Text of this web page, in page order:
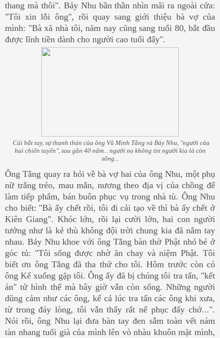
thang mà thôi". Bảy Nhu bần thần nhìn mãi ra ngoài cửa:
"Tôi xin lỗi ông", rồi quay sang giới thiệu bà vợ của
mình: "Bà xã nhà tôi, năm nay cũng sang tuổi 80, bắt đầu
được lĩnh tiền dành cho người cao tuổi đấy".
Cái bắt tay, sự thanh thản của ông Vũ Minh Tằng và Bảy Nhu, "người của
hai chiến tuyến", sau gần 40 năm... người nọ không tin người kia là còn
sống...
Ông Tằng quay ra hỏi về bà vợ hai của ông Nhu, một phụ
nữ trắng trẻo, mau mắn, nương theo địa vị của chồng để
làm tiếp phẩm, bán buôn phục vụ trong nhà tù. Ông Nhu
cho biết: "Bà ấy chết rồi, tôi đi cải tạo về thì bà ấy chết ở
Kiên Giang". Khóc lớn, rồi lại cười lớn, hai con người
tưởng như là kẻ thù không đội trời chung kia đã nắm tay
nhau. Bảy Nhu khoe với ông Tằng bàn thờ Phật nhỏ bé ở
góc tủ: "Tôi sống được nhờ ăn chay và niệm Phật. Tôi
biết ơn ông Tằng đã tha thứ cho tôi. Hôm trước còn có
ông Kế xuống gặp tôi. Ông ấy đã bị chúng tôi tra tấn, "kết
án" tử hình thế mà bây giờ vẫn còn sống. Những người
dũng cảm như các ông, kể cả lúc tra tấn các ông khi xưa,
từ trong đáy lòng, tôi vẫn thấy rất nể phục đấy chớ...".
Nói rồi, ông Nhu lại đưa bàn tay đen sẫm toàn vết nám
tàn nhang tuổi già của mình lên vò nhàu khuôn mặt mình,